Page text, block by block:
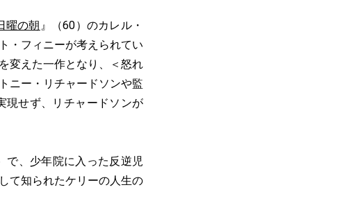
曜の朝 』（60）のカレル・
・フィニーが考えられてい
変えた一作となり、＜怒れ
ニー・リチャードソンや監
現せず、リチャードソンが
で、少年院に入った反逆児
て知られたケリーの人生の